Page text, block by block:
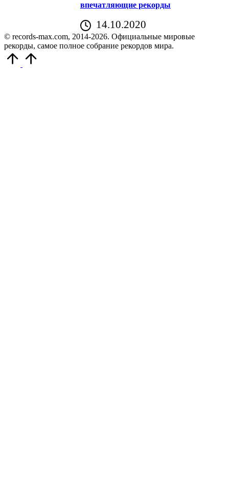
впечатляющие рекорды
14.10.2020
© records-max.com, 2014-2026. Официальные мировые
рекорды, самое полное собрание рекордов мира.